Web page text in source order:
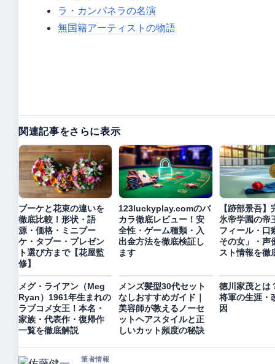
ラ・カンパネラの名演
無国籍アーティストの物語
関連記事をさらに表示
ブーケと花束の違いを
徹底比較！形状・語
源・価格・ミニブー
ケ・タブー・プレゼン
ト選び方まで【花屋監
修】
123luckyplay.comのバ
カラ徹底レビュー！安
全性・ゲーム種類・入
出金方法を徹底検証し
ます
【跡部景吾】
氷帝学園の帝
フィール・口
その女」・声
スト情報を徹
メグ・ライアン（Meg
Ryan）1961年生まれの
ラブコメ女王！本名・
家族・代表作・復帰作
一覧を徹底解説
メンズ髪型30代セット
なしおすすめガイド｜
美容師が教えるノーセ
ットヘアスタイルと正
しいカット頻度の秘訣
徳川家茂とは
将軍の生涯・
因
筆者情報